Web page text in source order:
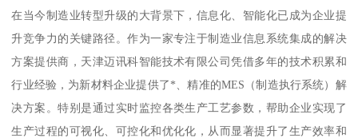
在当今制造业转型升级的大背景下，信息化、智能化已成为企业提
升竞争力的关键路径。作为一家专注于制造业信息系统集成的解决
方案提供商，天津迈讯科智能技术有限公司凭借多年的技术积累和
行业经验，为新材料企业提供了*、精准的MES（制造执行系统）解
决方案。特别是通过实时监控各类生产工艺参数，帮助企业实现了
生产过程的可视化、可控化和优化化，从而显著提升了生产效率和